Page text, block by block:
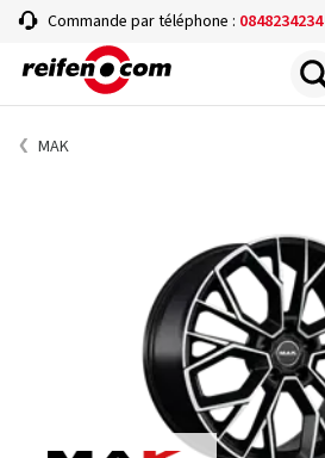
Commande par téléphone : 0848234234
MAK